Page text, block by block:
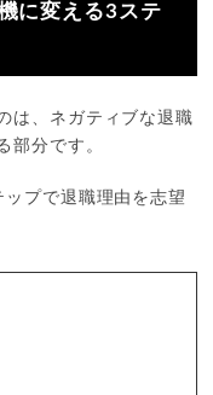
に変える3ステ
は、ネガティブな退職
部分です。
プで退職理由を志望